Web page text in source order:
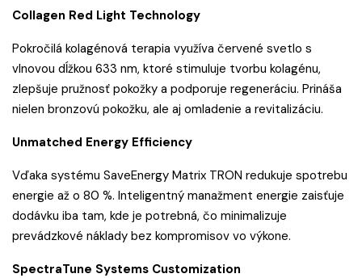
Collagen Red Light Technology
Pokročilá kolagénová terapia využíva červené svetlo s
vlnovou dĺžkou 633 nm, ktoré stimuluje tvorbu kolagénu,
zlepšuje pružnosť pokožky a podporuje regeneráciu. Prináša
nielen bronzovú pokožku, ale aj omladenie a revitalizáciu.
Unmatched Energy Efficiency
Vďaka systému SaveEnergy Matrix TRON redukuje spotrebu
energie až o 80 %. Inteligentný manažment energie zaisťuje
dodávku iba tam, kde je potrebná, čo minimalizuje
prevádzkové náklady bez kompromisov vo výkone.
SpectraTune Systems Customization